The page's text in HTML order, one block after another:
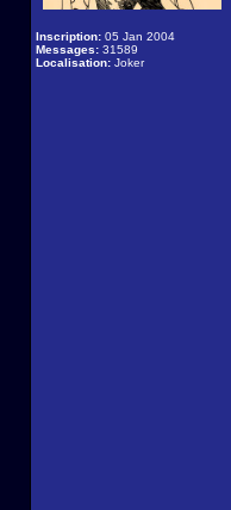
Inscription: 05 Jan 2004
Messages: 31589
Localisation: Joker